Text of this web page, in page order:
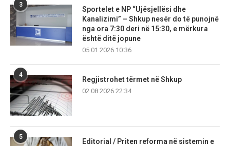
3
Sportelet e NP “Ujësjellësi dhe
Kanalizimi” – Shkup nesër do të punojnë
nga ora 7:30 deri në 15:30, e mërkura
është ditë jopune
05.01.2026 10:36
4
Regjistrohet tërmet në Shkup
02.08.2026 22:34
5
Editorial / Priten reforma në sistemin e